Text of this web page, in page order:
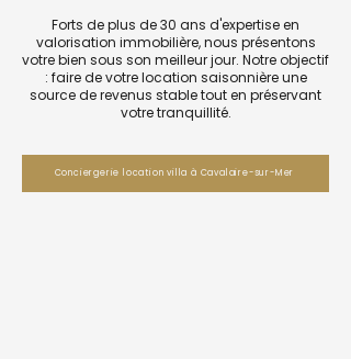
Forts de plus de 30 ans d'expertise en
valorisation immobilière, nous présentons
votre bien sous son meilleur jour. Notre objectif
: faire de votre location saisonnière une
source de revenus stable tout en préservant
votre tranquillité.
Conciergerie location villa à Cavalaire-sur-Mer